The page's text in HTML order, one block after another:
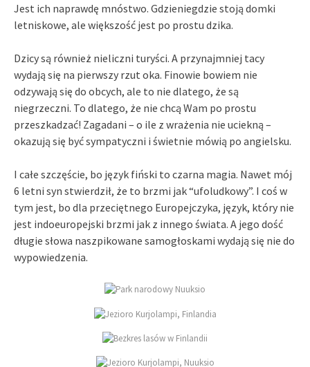
Jest ich naprawdę mnóstwo. Gdzieniegdzie stoją domki
letniskowe, ale większość jest po prostu dzika.
Dzicy są również nieliczni turyści. A przynajmniej tacy
wydają się na pierwszy rzut oka. Finowie bowiem nie
odzywają się do obcych, ale to nie dlatego, że są
niegrzeczni. To dlatego, że nie chcą Wam po prostu
przeszkadzać! Zagadani – o ile z wrażenia nie uciekną –
okazują się być sympatyczni i świetnie mówią po angielsku.
I całe szczęście, bo język fiński to czarna magia. Nawet mój
6 letni syn stwierdził, że to brzmi jak “ufoludkowy”. I coś w
tym jest, bo dla przeciętnego Europejczyka, język, który nie
jest indoeuropejski brzmi jak z innego świata. A jego dość
długie słowa naszpikowane samogłoskami wydają się nie do
wypowiedzenia.